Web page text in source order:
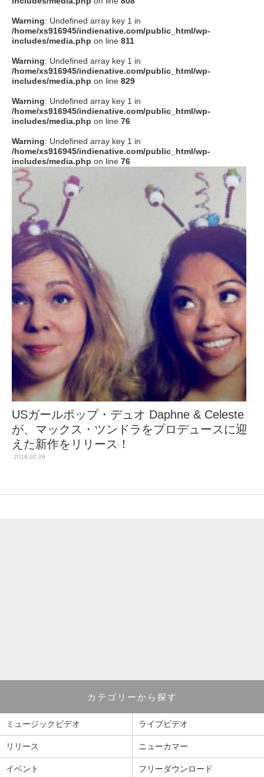
Warning: Undefined array key 1 in
/home/xs916945/indienative.com/public_html/wp-
includes/media.php on line 811
Warning: Undefined array key 1 in
/home/xs916945/indienative.com/public_html/wp-
includes/media.php on line 829
Warning: Undefined array key 1 in
/home/xs916945/indienative.com/public_html/wp-
includes/media.php on line 76
Warning: Undefined array key 1 in
/home/xs916945/indienative.com/public_html/wp-
includes/media.php on line 76
USガールポップ・デュオ Daphne & Celeste
が、マックス・ツンドラをプロデュースに迎
えた新作をリリース！
2018.02.09
カテゴリーから探す
ミュージックビデオ ライブビデオ
リリース ニューカマー
イベント フリーダウンロード